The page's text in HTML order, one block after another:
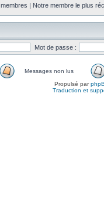
membres | Notre membre le plus
Mot de passe :
Messages non lus
Propulsé par
Traduction et